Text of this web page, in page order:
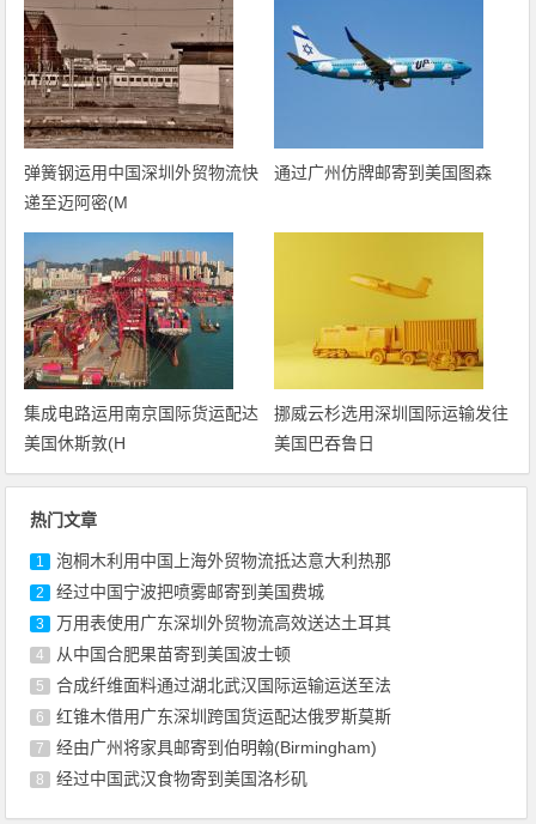
弹簧钢运用中国深圳外贸物流快
递至迈阿密(M
通过广州仿牌邮寄到美国图森
集成电路运用南京国际货运配达
美国休斯敦(H
挪威云杉选用深圳国际运输发往
美国巴吞鲁日
热门文章
1 泡桐木利用中国上海外贸物流抵达意大利热那
2 经过中国宁波把喷雾邮寄到美国费城
3 万用表使用广东深圳外贸物流高效送达土耳其
4 从中国合肥果苗寄到美国波士顿
5 合成纤维面料通过湖北武汉国际运输运送至法
6 红锥木借用广东深圳跨国货运配达俄罗斯莫斯
7 经由广州将家具邮寄到伯明翰(Birmingham)
8 经过中国武汉食物寄到美国洛杉矶